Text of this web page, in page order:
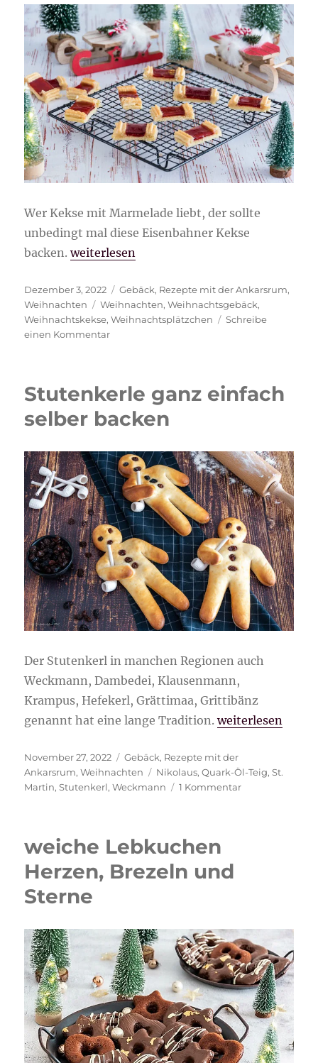
Wer Kekse mit Marmelade liebt, der sollte
unbedingt mal diese Eisenbahner Kekse
backen.„Eisenbahner Kekse“
weiterlesen
Veröffentlicht
am
Dezember 3, 2022 Kategorien
Gebäck, Rezepte mit der Ankarsrum,
Weihnachten
Schlagwörter
Weihnachten,Weihnachtsgebäck,
Weihnachtskekse,Weihnachtsplätzchen
Schreibe
einen Kommentarzu
Stutenkerle ganz einfach
selber backen
Der Stutenkerl in manchen Regionen auch
Weckmann, Dambedei, Klausenmann,
Krampus, Hefekerl, Grättimaa, Grittibänz
genannt hat eine lange Tradition.„Stutenkerle
weiterlesen
Veröffentlicht
am
November 27, 2022 Kategorien
Gebäck, Rezepte mit der
Ankarsrum,Weihnachten Schlagwörter
Nikolaus,Quark-Öl-Teig,St.
Martin,Stutenkerl,Weckmann 1 Kommentarzu
weiche Lebkuchen
Herzen, Brezeln und
Sterne